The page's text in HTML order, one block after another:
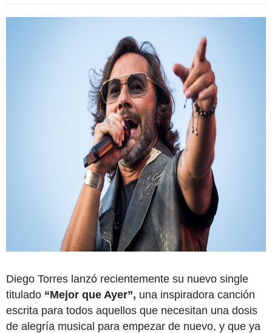
Diego Torres lanzó recientemente su nuevo single
titulado “Mejor que Ayer”, una inspiradora canción
escrita para todos aquellos que necesitan una dosis
de alegría musical para empezar de nuevo, y que ya